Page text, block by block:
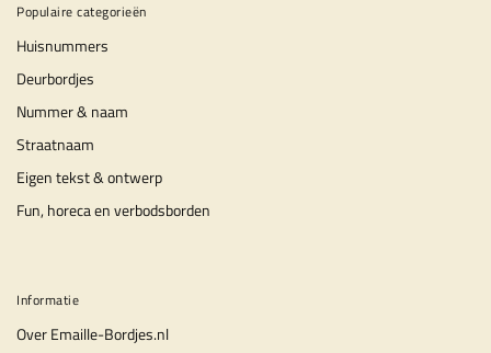
Populaire categorieën
Huisnummers
Deurbordjes
Nummer & naam
Straatnaam
Eigen tekst & ontwerp
Fun, horeca en verbodsborden
Informatie
Over Emaille-Bordjes.nl